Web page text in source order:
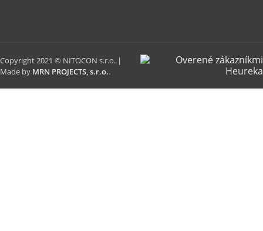
Copyright 2021 © NITOCON s.r.o. |
Made by MRN PROJECTS, s.r.o..